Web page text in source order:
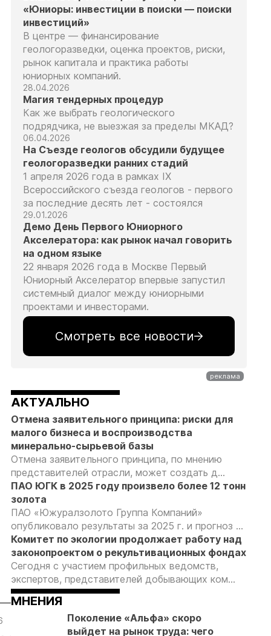
05.08.26 05.08.26 05.08.26
«Юниоры: инвестиции в поиски — поиски
инвестиций»
В центре — финансирование
геологоразведки, оценка проектов, риски,
рынок капитала и практика работы
юниорных компаний.
28.04.2026
Магия тендерных процедур
Как же выбрать геологического
подрядчика, не выезжая за пределы МКАД?
06.04.2026
На Съезде геологов обсудили будущее
геологоразведки ранних стадий
1 апреля 2026 года в рамках IX
Всероссийского съезда геологов - первого
за последние десять лет - состоялся
29.01.2026
Демо День Первого Юниорного
Акселератора: как рынок начал говорить
на одном языке
22 января 2026 года в Москве Первый
Юниорный Акселератор впервые запустил
системный диалог между юниорными
проектами и инвесторами.
Смотреть все новости
АКТУАЛЬНО
Отмена заявительного принципа: риски для
малого бизнеса и воспроизводства
минерально-сырьевой базы
Отмена заявительного принципа, по мнению
представителей отрасли, может создать д...
ПАО ЮГК в 2025 году произвело более 12 тонн
золота
ПАО «Южуралзолото Группа Компаний»
опубликовало результаты за 2025 г. и прогноз ...
Комитет по экологии продолжает работу над
законопроектом о рекультивационных фондах
Сегодня с участием профильных ведомств,
экспертов, представителей добывающих ком...
МНЕНИЯ
Поколение «Альфа» скоро
выйдет на рынок труда: чего